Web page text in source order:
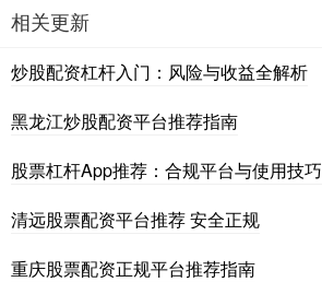
相关更新
炒股配资杠杆入门：风险与收益全解析
黑龙江炒股配资平台推荐指南
股票杠杆App推荐：合规平台与使用技巧
清远股票配资平台推荐 安全正规
重庆股票配资正规平台推荐指南